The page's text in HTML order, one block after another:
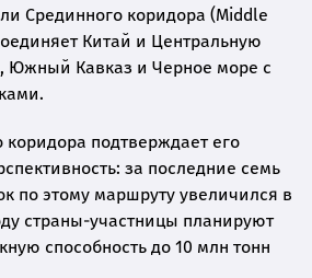
Срединного коридора (Middle
Китай и Центральную
Южный Кавказ и Черное море с
подтверждает его
за последние семь
по этому маршруту увеличился в
страны-участницы планируют
способность до 10 млн тонн